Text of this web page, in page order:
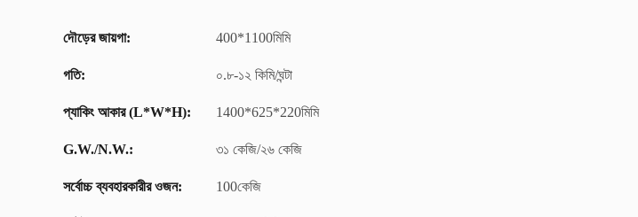
দৌড়ের জায়গা: 400*1100মিমি
গতি: ০.৮-১২ কিমি/ঘন্টা
প্যাকিং আকার (L*W*H): 1400*625*220মিমি
G.W./N.W.: ৩১ কেজি/২৬ কেজি
সর্বোচ্চ ব্যবহারকারীর ওজন: 100কেজি